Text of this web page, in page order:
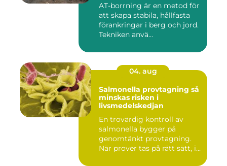
AT-borrning är en metod för
att skapa stabila, hållfasta
förankringar i berg och jord.
Tekniken anvä...
04. aug
Salmonella provtagning så
minskas risken i
livsmedelskedjan
En trovärdig kontroll av
salmonella bygger på
genomtänkt provtagning.
När prover tas på rätt sätt, i...